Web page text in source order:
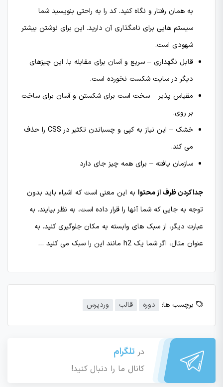
به همان رفتار و نگاه کنید. کد را به راحتی بنویسید شما
سیستم هایی برای نامگذاری آن دارید. این برای نوشتن بیشتر
شهودی است.
قابل نگهداری – سریع و آسان برای مقابله با. این چیزهای
دیگر در سایت شکست نخورده است.
مقیاس پذیر – سخت است برای شکستن و آسان برای ساخت
بر روی.
خشک – این نیاز به کپی و چسباندن تکثیر در CSS را حذف
می کند.
سازمان یافته – برای همه چیز جای دارد
جدا کردن ظرف از محتوا به این معنی است که اشیاء باید بدون
توجه به جایی که شما آنها را قرار داده است، به نظر بیایند. به
عبارت دیگر، از سبک های وابسته به مکان جلوگیری کنید. به
عنوان مثال، اگر شما یک h2 مانند این را سبک می کنید …
برچسب ها: دوره قالب وردپرس
در تلگرام
کانال ما را دنبال کنید!